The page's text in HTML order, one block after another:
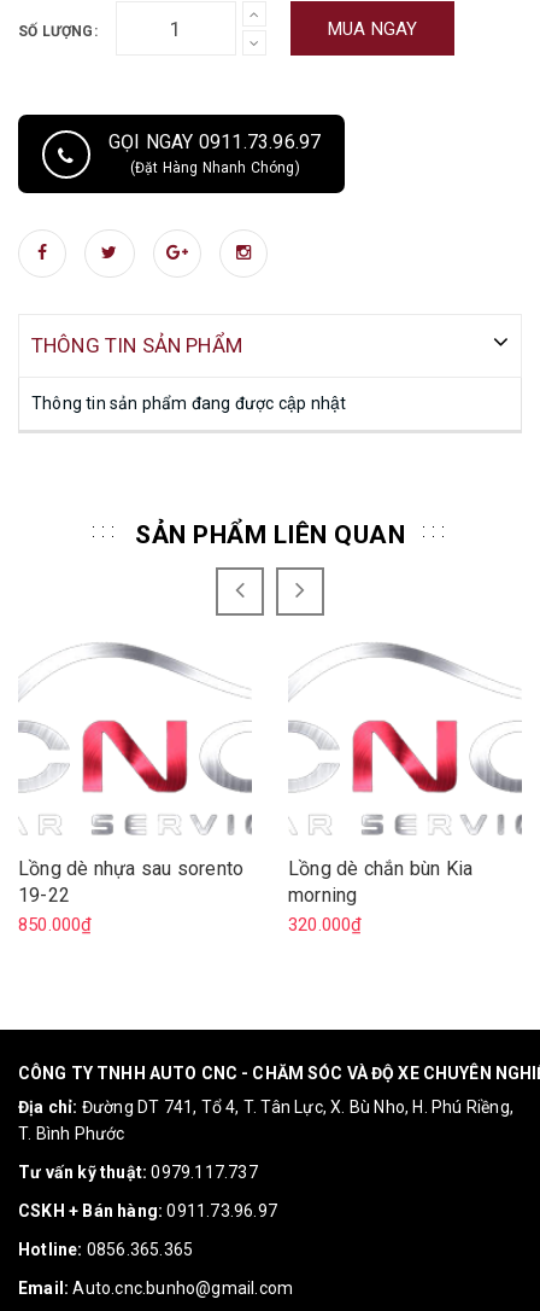
SỐ LƯỢNG: MUA NGAY
GỌI NGAY 0911.73.96.97
(Đặt Hàng Nhanh Chóng)
THÔNG TIN SẢN PHẨM
Thông tin sản phẩm đang được cập nhật
SẢN PHẨM LIÊN QUAN
Lồng dè nhựa sau sorento
19-22
850.000₫
Lồng dè chắn bùn Kia
morning
320.000₫
CÔNG TY TNHH AUTO CNC - CHĂM SÓC VÀ ĐỘ XE CHUYÊN
Địa chỉ: Đường DT 741, Tổ 4, T. Tân Lực, X. Bù Nho, H. Phú Riềng,
T. Bình Phước
Tư vấn kỹ thuật: 0979.117.737
CSKH + Bán hàng: 0911.73.96.97
Hotline: 0856.365.365
Email: Auto.cnc.bunho@gmail.com